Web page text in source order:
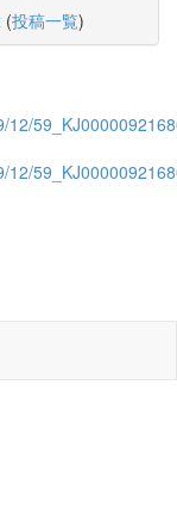
(投稿一覧)
12/
12/